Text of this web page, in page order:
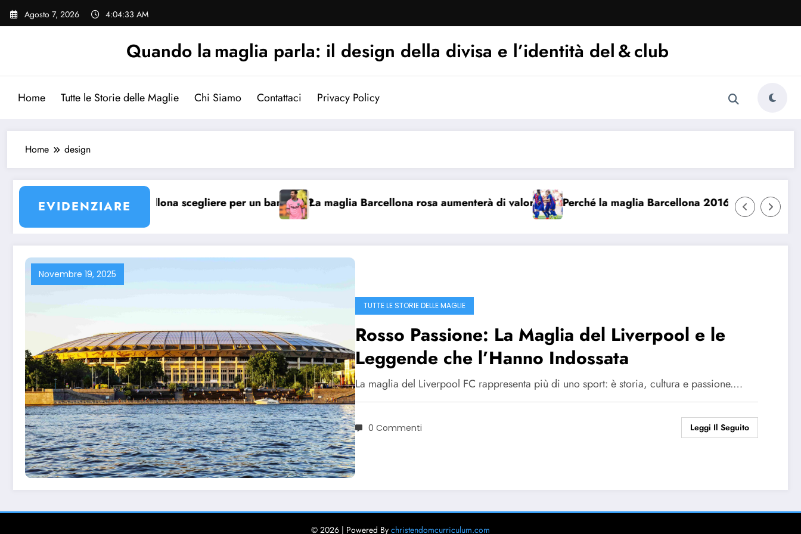
Vai
Agosto 7, 2026 4:04:33 AM
Quando la maglia parla: il design della divisa e l’identità del & club
Home Tutte le Storie delle Maglie Chi Siamo Contattaci Privacy Policy
Home design
EVIDENZIARE
Barcellona?
Quale maglia Barcellona scegliere per un bambino?La maglia Barcellona rosa aumenterà di valore? Perché la maglia Barcellona 2016/17 è iconica
Novembre 19, 2025
TUTTE LE STORIE DELLE MAGLIE
Rosso Passione: La Maglia del Liverpool e le
Leggende che l’Hanno Indossata
La maglia del Liverpool FC rappresenta più di uno sport: è storia, cultura e passione.…
0 Commenti Leggi Il Seguito
© 2026 | Powered By christendomcurriculum.com